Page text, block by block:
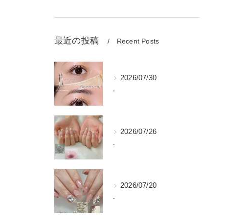
最近の投稿 Recent Posts
2026/07/30
.
2026/07/26
.
2026/07/20
.